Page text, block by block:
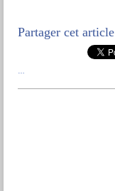
Partager cet article